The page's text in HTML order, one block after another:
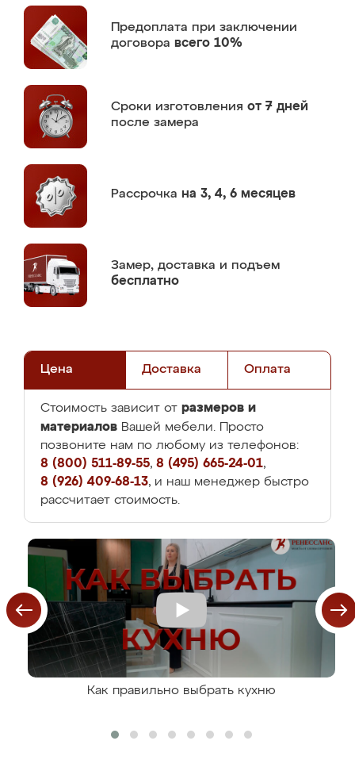
Предоплата при заключении
договора всего 10%
Сроки изготовления от 7 дней
после замера
Рассрочка на 3, 4, 6 месяцев
Замер, доставка и подъем
бесплатно
Цена Доставка Оплата
Стоимость зависит от размеров и
материалов Вашей мебели. Просто
позвоните нам по любому из телефонов:
8 (800) 511-89-55, 8 (495) 665-24-01,
8 (926) 409-68-13, и наш менеджер быстро
рассчитает стоимость.
Как правильно выбрать кухню